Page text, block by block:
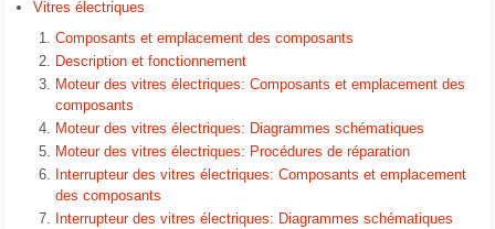
Vitres électriques
Composants et emplacement des composants
Description et fonctionnement
Moteur des vitres électriques: Composants et emplacement des
composants
Moteur des vitres électriques: Diagrammes schématiques
Moteur des vitres électriques: Procédures de réparation
Interrupteur des vitres électriques: Composants et emplacement
des composants
Interrupteur des vitres électriques: Diagrammes schématiques